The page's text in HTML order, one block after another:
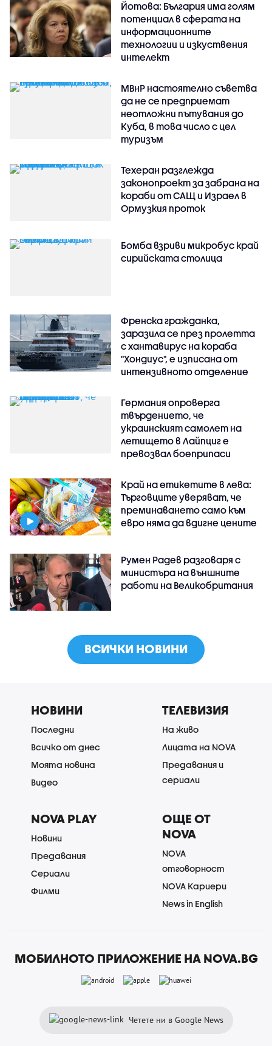
Йотова: България има голям
потенциал в сферата на
информационните
технологии и изкуствения
интелект
МВнР настоятелно съветва
да не се предприемат
неотложни пътувания до
Куба, в това число с цел
туризъм
Техеран разглежда
законопроект за забрана на
кораби от САЩ и Израел в
Ормузкия проток
Бомба взриви микробус край
сирийската столица
Френска гражданка,
заразила се през пролетта
с хантавирус на кораба
"Хондиус", е изписана от
интензивното отделение
Германия опроверга
твърдението, че
украинският самолет на
летището в Лайпциг е
превозвал боеприпаси
Край на етикетите в лева:
Търговците уверяват, че
преминаването само към
евро няма да вдигне цените
Румен Радев разговаря с
министъра на външните
работи на Великобритания
ВСИЧКИ НОВИНИ
НОВИНИ
Последни
Всичко от днес
Моята новина
Видео
ТЕЛЕВИЗИЯ
На живо
Лицата на NOVA
Предавания и
сериали
NOVA PLAY
Новини
Предавания
Сериали
Филми
ОЩЕ ОТ
NOVA
NOVA
отговорност
NOVA Кариери
News in English
МОБИЛНОТО ПРИЛОЖЕНИЕ НА NOVA.BG
Четете ни в Google News